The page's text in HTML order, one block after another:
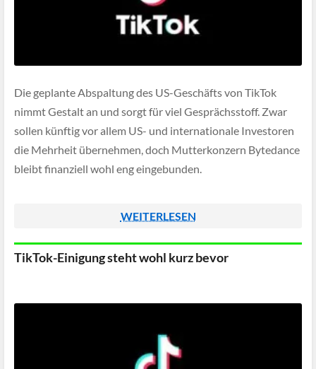
Die geplante Abspaltung des US-Geschäfts von TikTok
nimmt Gestalt an und sorgt für viel Gesprächsstoff. Zwar
sollen künftig vor allem US- und internationale Investoren
die Mehrheit übernehmen, doch Mutterkonzern Bytedance
bleibt finanziell wohl eng eingebunden.
WEITERLESEN
TikTok-Einigung steht wohl kurz bevor